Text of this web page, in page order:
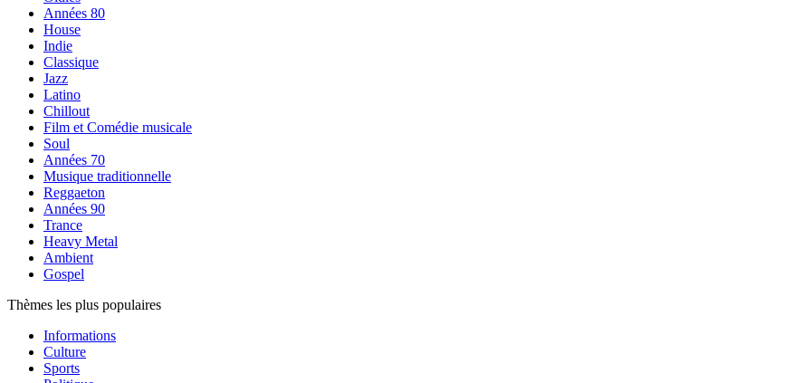
Années 80
House
Indie
Classique
Jazz
Latino
Chillout
Film et Comédie musicale
Soul
Années 70
Musique traditionnelle
Reggaeton
Années 90
Trance
Heavy Metal
Ambient
Gospel
Thèmes les plus populaires
Informations
Culture
Sports